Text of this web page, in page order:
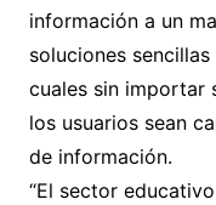
información a un
soluciones
cuales sin importar
los usuarios sean
de información.
“El sector